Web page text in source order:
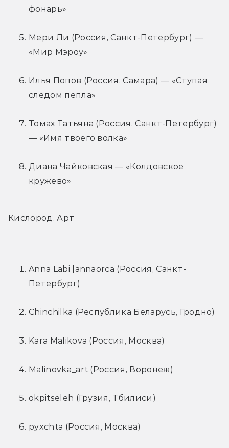
фонарь»
Мери Ли (Россия, Санкт-Петербург) —
«Мир Мэроу»
Илья Попов (Россия, Самара) — «Ступая
следом пепла»
Томах Татьяна (Россия, Санкт-Петербург)
— «Имя твоего волка»
Диана Чайковская — «Колдовское
кружево»
Кислород. Арт
Anna Labi |annaorca (Россия, Санкт-
Петербург)
Chinchilka (Республика Беларусь, Гродно)
Kara Malikova (Россия, Москва)
Malinovka_art (Россия, Воронеж)
okpitseleh (Грузия, Тбилиси)
pyxchta (Россия, Москва)